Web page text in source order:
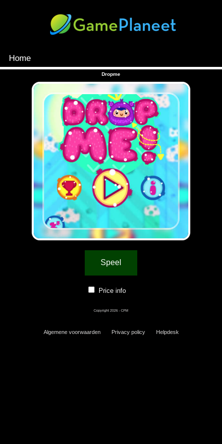
Home
Dropme
Speel
Price info
Copyright 2026 - CFM
Algemene voorwaarden Privacy policy Helpdesk